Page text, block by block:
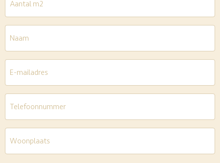
m2 *
mailadres *